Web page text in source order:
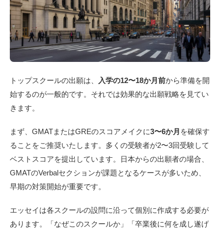
トップスクールの出願は、 入学の12〜18か月前から準備を開
始するのが一般的です。それでは効果的な出願戦略を見てい
きます。
まず、GMATまたはGREのスコアメイクに3〜6か月 を確保す
ることをご推奨いたします。多くの受験者が2〜3回受験して
ベストスコアを提出しています。日本からの出願者の場合、
GMATのVerbalセクションが課題となるケースが多いため、
早期の対策開始が重要です。
エッセイは各スクールの設問に沿って個別に作成する必要が
あります。「なぜこのスクールか」「卒業後に何を成し遂げ